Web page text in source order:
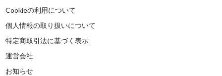
Cookieの利用について
個人情報の取り扱いについて
特定商取引法に基づく表示
運営会社
お知らせ